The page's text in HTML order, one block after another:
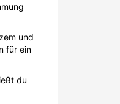
und
für ein
du